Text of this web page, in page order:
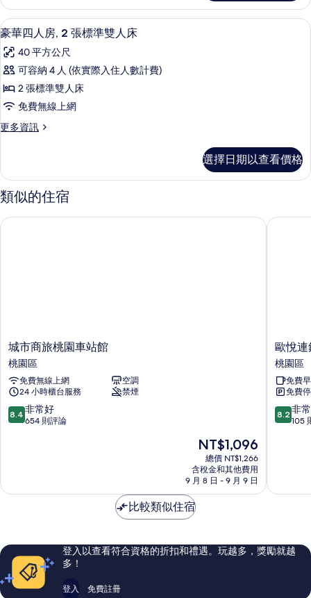
床
的
所
有
相
片
房,
張
人
床
詳
情
顯
示
豪
華
四
房,
張
標
準
雙
片
豪華四人房, 2 張標準雙人床 | 書桌、
2
豪華四人房, 2 張標準雙人床
40 平方公尺
可容納 4 人 (依實際入住人數計費)
2 張標準雙人床
免費無線上網
更多資訊
更
四
人
房,
張
選擇日期以查看價格
類似的住宿
城
市
商
旅
桃
園
車
城市商旅桃園車站館
桃園區
免費無線上網
空調
24 小時櫃台服務
禁煙
8.4
分，
常
評
論
8.4 非常好
654 則評論
現
在
價
格
為
NT$1,096
總價 NT$1,266
含稅金和其他費用
9 月 8 日 - 9 月 9 日
城市商旅桃園車站館
歐
悅
連
鎖
精
品
汽
館
歐悅
桃園區
免費
免費
8.2
分，
常
評
論
8.2 非
105
歐悅連
比較類似住宿
登入以查看符合資格的折扣和禮遇。玩越多，獎勵就越
多！
登入 免費註冊